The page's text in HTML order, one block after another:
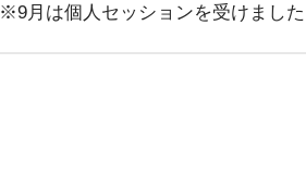
※9月は個人セッションを受けました